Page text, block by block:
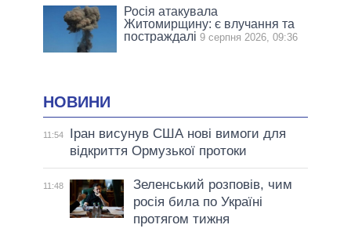
Росія атакувала
Житомирщину: є влучання та
постраждалі 9 серпня 2026, 09:36
НОВИНИ
11:54
Іран висунув США нові вимоги для
відкриття Ормузької протоки
11:48
Зеленський розповів, чим
росія била по Україні
протягом тижня